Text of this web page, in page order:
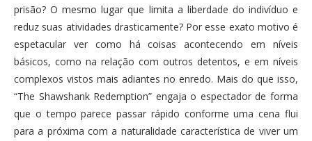
prisão? O mesmo lugar que limita a liberdade do indivíduo e
reduz suas atividades drasticamente? Por esse exato motivo é
espetacular ver como há coisas acontecendo em níveis
básicos, como na relação com outros detentos, e em níveis
complexos vistos mais adiantes no enredo. Mais do que isso,
“The Shawshank Redemption” engaja o espectador de forma
que o tempo parece passar rápido conforme uma cena flui
para a próxima com a naturalidade característica de viver um